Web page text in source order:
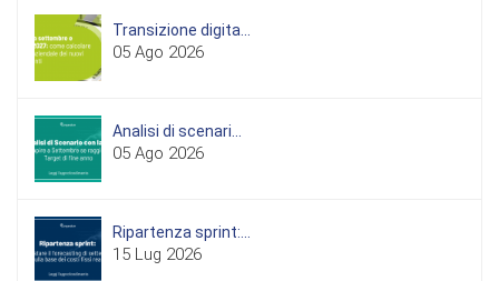
Transizione digita...
05 Ago 2026
Analisi di scenari...
05 Ago 2026
Ripartenza sprint:...
15 Lug 2026